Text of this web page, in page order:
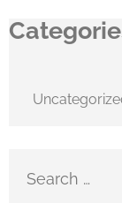
Search